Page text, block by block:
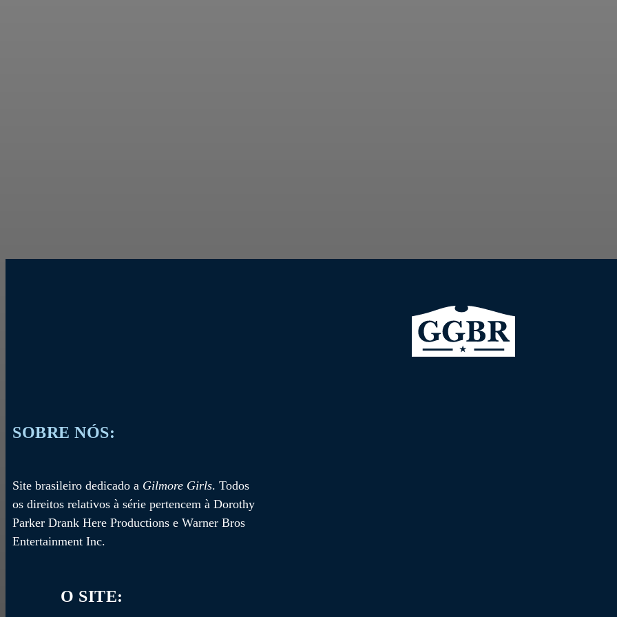
SOBRE NÓS:
Site brasileiro dedicado a Gilmore Girls. Todos
os direitos relativos à série pertencem à Dorothy
Parker Drank Here Productions e Warner Bros
Entertainment Inc.
O SITE: